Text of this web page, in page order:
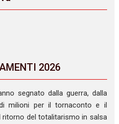
2026
segnato dalla guerra, dalla
milioni per il tornaconto e il
ritorno del totalitarismo in salsa